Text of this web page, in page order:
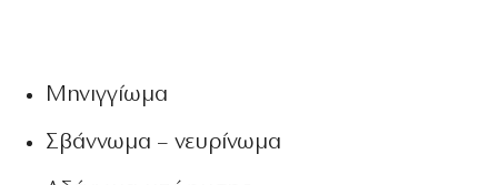
Μηνιγγίωμα
Σβάννωμα – νευρίνωμα